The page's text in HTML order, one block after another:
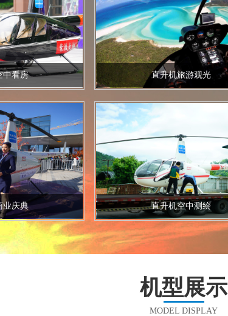
直升机旅游观光
直升机空中测绘
机型展示
MODEL DISPLAY